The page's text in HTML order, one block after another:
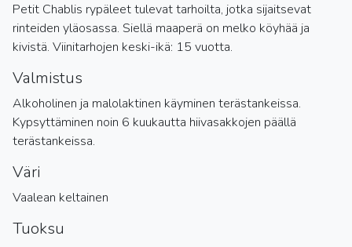
Petit Chablis rypäleet tulevat tarhoilta, jotka sijaitsevat
rinteiden yläosassa. Siellä maaperä on melko köyhää ja
kivistä. Viinitarhojen keski-ikä: 15 vuotta.
Valmistus
Alkoholinen ja malolaktinen käyminen terästankeissa.
Kypsyttäminen noin 6 kuukautta hiivasakkojen päällä
terästankeissa.
Väri
Vaalean keltainen
Tuoksu